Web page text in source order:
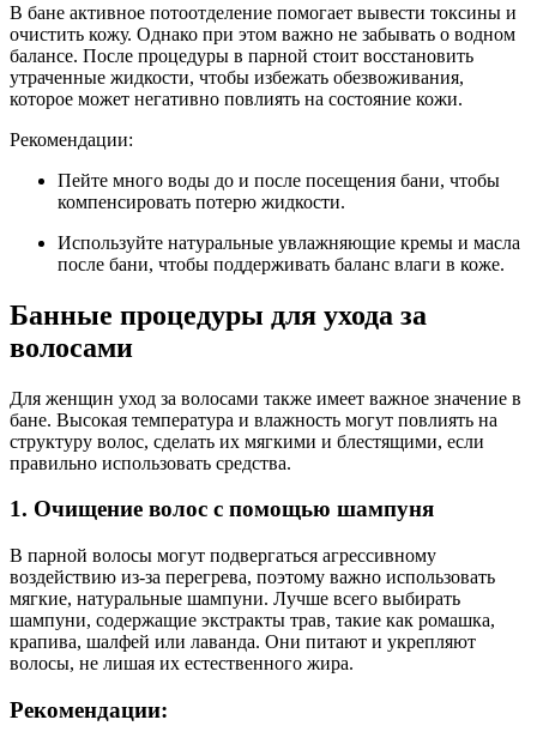
В бане активное потоотделение помогает вывести токсины и
очистить кожу. Однако при этом важно не забывать о водном
балансе. После процедуры в парной стоит восстановить
утраченные жидкости, чтобы избежать обезвоживания,
которое может негативно повлиять на состояние кожи.
Рекомендации:
Пейте много воды до и после посещения бани, чтобы
компенсировать потерю жидкости.
Используйте натуральные увлажняющие кремы и масла
после бани, чтобы поддерживать баланс влаги в коже.
Банные процедуры для ухода за
волосами
Для женщин уход за волосами также имеет важное значение в
бане. Высокая температура и влажность могут повлиять на
структуру волос, сделать их мягкими и блестящими, если
правильно использовать средства.
1. Очищение волос с помощью шампуня
В парной волосы могут подвергаться агрессивному
воздействию из-за перегрева, поэтому важно использовать
мягкие, натуральные шампуни. Лучше всего выбирать
шампуни, содержащие экстракты трав, такие как ромашка,
крапива, шалфей или лаванда. Они питают и укрепляют
волосы, не лишая их естественного жира.
Рекомендации: